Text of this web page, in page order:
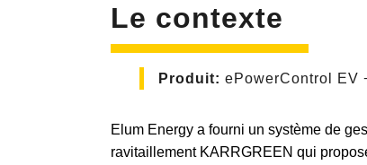
Le contexte
Produit: ePowerControl EV
Elum Energy a fourni un système de
ravitaillement KARRGREEN qui